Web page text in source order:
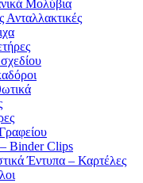
Μολύβια
Ανταλλακτικές
Binder Clips
Έντυπα – Καρτέλες